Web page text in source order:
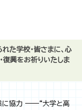
に協力 ――“大学と高
た学校・皆さまに、心
復興をお祈りいたしま